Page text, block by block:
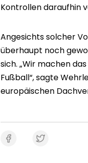
Kontrollen daraufhin
Angesichts solcher
überhaupt noch
sich. „Wir machen
Fußball“, sagte
europäischen